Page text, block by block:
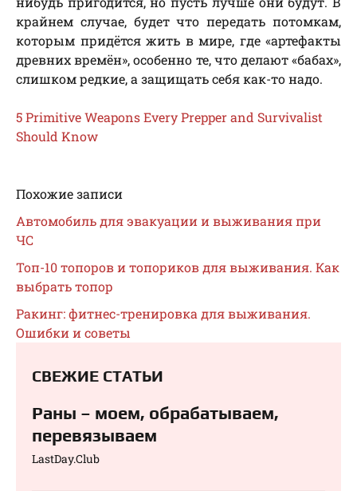
крайнем случае, будет что передать потомкам,
которым придётся жить в мире, где «артефакты
древних времён», особенно те, что делают «бабах»,
слишком редкие, а защищать себя как-то надо.
5 Primitive Weapons Every Prepper and Survivalist
Should Know
Похожие записи
Автомобиль для эвакуации и выживания при
ЧС
Топ-10 топоров и топориков для выживания. Как
выбрать топор
Ракинг: фитнес-тренировка для выживания.
Ошибки и советы
СВЕЖИЕ СТАТЬИ
Раны – моем, обрабатываем,
перевязываем⁠⁠
LastDay.Club